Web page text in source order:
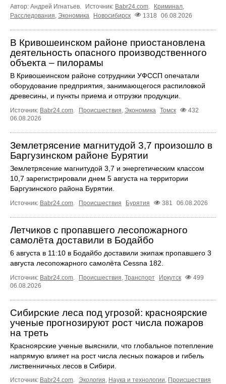
Автор: Андрей Игнатьев. Источник: Babr24.com. Криминал,
Расследования Экономика Новосибирск 1318 06.08.2026
В Кривошеинском районе приостановлена
деятельность опасного производственного
объекта – пилорамы
В Кривошеинском районе сотрудники УФССП опечатали
оборудование предприятия, занимающегося распиловкой
древесины, и пункты приема и отгрузки продукции.
Источник: Babr24.com Происшествия Экономика Томск
432
06.08.2026
Землетрясение магнитудой 3,7 произошло в
Баргузинском районе Бурятии
Землетрясение магнитудой 3,7 и энергетическим классом
10,7 зарегистрировали днем 5 августа на территории
Баргузинского района Бурятии.
Источник: Babr24.com. Происшествия Бурятия 381 06.08.2026
Летчиков с пропавшего лесопожарного
самолёта доставили в Бодайбо
6 августа в 11:10 в Бодайбо доставили экипаж пропавшего 3
августа лесопожарного самолёта Cessna 182.
Источник: Babr24.com. Происшествия, Транспорт Иркутск
499
06.08.2026
Сибирские леса под угрозой: красноярские
ученые прогнозируют рост числа пожаров
на треть
Красноярские ученые выяснили, что глобальное потепление
напрямую влияет на рост числа лесных пожаров и гибель
лиственничных лесов в Сибири.
Источник: Babr24.com. Экология, Наука и технологии, Происшествия